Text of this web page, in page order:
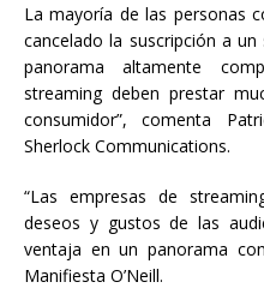
La mayoría de las personas
cancelado la suscripción a
panorama altamente
streaming deben prestar
consumidor”, comenta
Sherlock Communications.
“Las empresas de
deseos y gustos de las
ventaja en un panorama
Manifiesta O’Neill.